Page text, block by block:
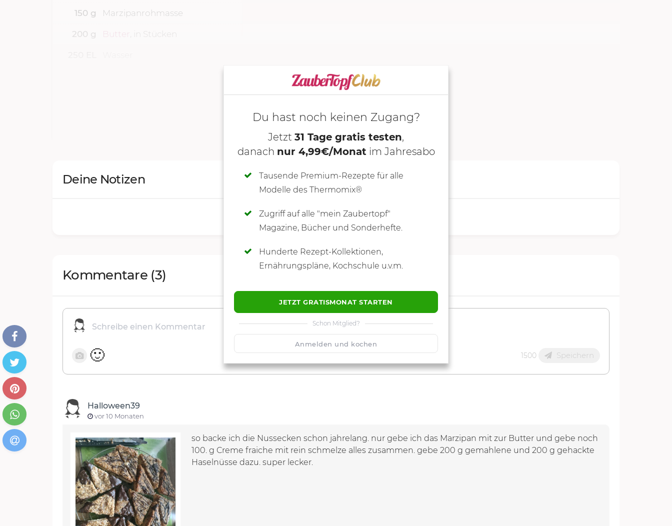
150 g Marzipanrohmasse
200 g Butter , in Stücken
Vanillezucker
Deine Notizen
SCHREIBE NEUE NOTIZ
Du hast noch keinen Zugang?
Jetzt 31 Tage gratis testen,
danach nur 4,99€/Monat im Jahresabo
Tausende Premium-Rezepte für alle
Modelle des Thermomix®
Zugriff auf alle "mein Zaubertopf"
Magazine, Bücher und Sonderhefte.
Hunderte Rezept-Kollektionen,
Ernährungspläne, Kochschule u.v.m.
JETZT GRATISMONAT STARTEN
Schon Mitglied?
Anmelden und kochen
Kommentare (3)
🙂 1500 Speichern
Halloween39
vor 10 Monaten
so backe ich die Nussecken schon jahrelang. nur gebe ich das Marzipan mit zur Butter und gebe noch
100. g Creme fraiche mit rein schmelze alles zusammen. gebe 200 g gemahlene und 200 g gehackte
Haselnüsse dazu. super lecker.